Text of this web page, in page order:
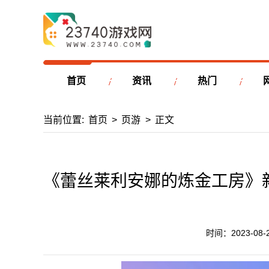
首页 资讯 热门
当前位置: 首页 > 页游 > 正文
《蕾丝莱利安娜的炼金工房
时间：2023-08-